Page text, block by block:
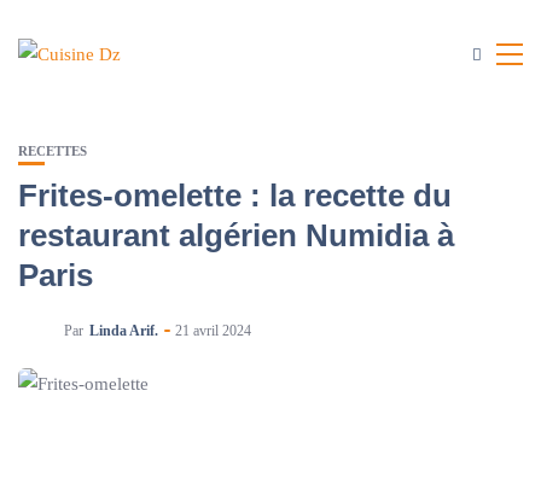
RECETTES
Frites-omelette : la recette du
restaurant algérien Numidia à
Paris
Par Linda Arif. 21 avril 2024